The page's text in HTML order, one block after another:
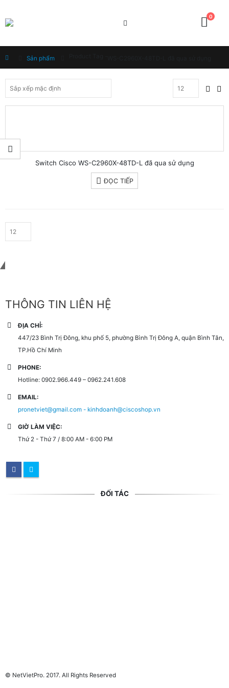
0
Home
Sản phẩm
Switch Cisco WS-C2960X-48TD-L đã qua sử dụng
ĐỌC TIẾP
THÔNG TIN LIÊN HỆ
ĐỊA CHỈ:
447/23 Bình Trị Đông, khu phố 5, phường Bình Trị Đông A, quận Bình Tân,
TP.Hồ Chí Minh
PHONE:
Hotline: 0902.966.449 – 0962.241.608
EMAIL:
pronetviet@gmail.com - kinhdoanh@ciscoshop.vn
GIỜ LÀM VIỆC:
Thứ 2 - Thứ 7 / 8:00 AM - 6:00 PM
ĐỐI TÁC
© NetVietPro. 2017. All Rights Reserved